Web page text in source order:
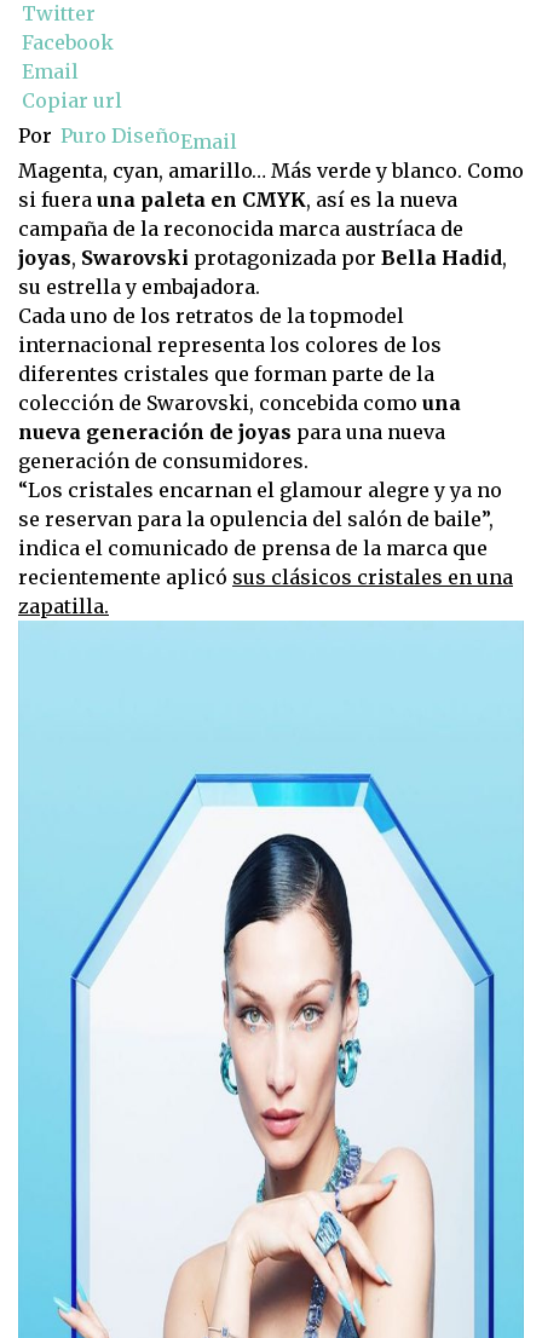
Twitter
Facebook
Email
Copiar url
Por Puro DiseñoEmail
Magenta, cyan, amarillo… Más verde y blanco. Como
si fuera una paleta en CMYK, así es la nueva
campaña de la reconocida marca austríaca de
joyas, Swarovski protagonizada por Bella Hadid,
su estrella y embajadora.
Cada uno de los retratos de la topmodel
internacional representa los colores de los
diferentes cristales que forman parte de la
colección de Swarovski, concebida como una
nueva generación de joyas para una nueva
generación de consumidores.
“Los cristales encarnan el glamour alegre y ya no
se reservan para la opulencia del salón de baile”,
indica el comunicado de prensa de la marca que
recientemente aplicó sus clásicos cristales en una
zapatilla.